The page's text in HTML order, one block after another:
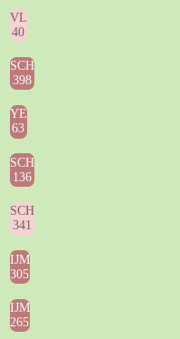
VL
40
SCH
398
YE
63
SCH
136
SCH
341
IJM
305
IJM
265